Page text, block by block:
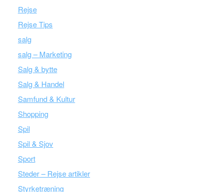
Rejse
Rejse Tips
salg
salg – Marketing
Salg & bytte
Salg & Handel
Samfund & Kultur
Shopping
Spil
Spil & Sjov
Sport
Steder – Rejse artikler
Styrketræning